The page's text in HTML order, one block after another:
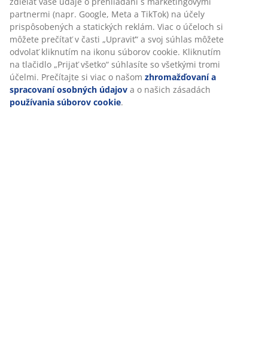
partnermi (napr. Google, Meta a TikTok) na účely
prispôsobených a statických reklám. Viac o účeloch si
môžete prečítať v časti „Upraviť“ a svoj súhlas môžete
odvolať kliknutím na ikonu súborov cookie. Kliknutím
na tlačidlo „Prijať všetko“ súhlasíte so všetkými tromi
účelmi. Prečítajte si viac o našom zhromažďovaní a
spracovaní osobných údajov a o našich zásadách
používania súborov cookie.